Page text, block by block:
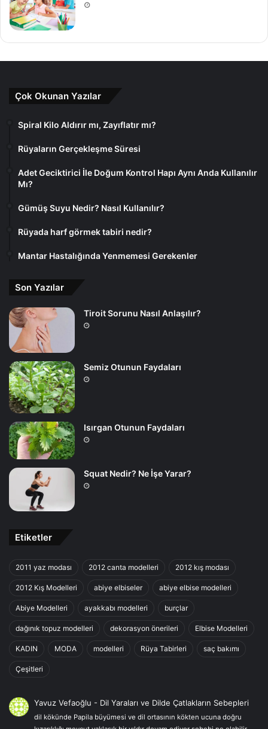
Çok Okunan Yazılar
Spiral Kilo Aldırır mı, Zayıflatır mı?
Rüyaların Gerçekleşme Süresi
Adet Geciktirici İle Doğum Kontrol Hapı Aynı Anda Kullanılır
Mı?
Gümüş Suyu Nedir? Nasıl Kullanılır?
Rüyada harf görmek tabiri nedir?
Mantar Hastalığında Yenmemesi Gerekenler
Son Yazılar
Tiroit Sorunu Nasıl Anlaşılır?
Semiz Otunun Faydaları
Isırgan Otunun Faydaları
Squat Nedir? Ne İşe Yarar?
Etiketler
2011 yaz modası 2012 canta modelleri 2012 kış modası
2012 Kış Modelleri abiye elbiseler abiye elbise modelleri
Abiye Modelleri ayakkabı modelleri burçlar
dağınık topuz modelleri dekorasyon önerileri Elbise Modelleri
KADIN MODA modelleri Rüya Tabirleri saç bakımı
Çeşitleri
Yavuz Vefaoğlu - Dil Yaraları ve Dilde Çatlakların Sebepleri
dil kökünde Papila büyümesi ve dil ortasının kökten ucuna doğru